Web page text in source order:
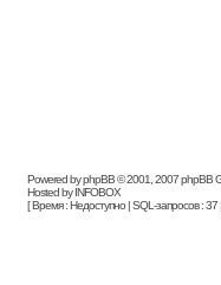
Powered by phpBB © 2001, 2007 phpBB
Hosted by INFOBOX
[ Время : Недоступно | SQL-запросов : 37